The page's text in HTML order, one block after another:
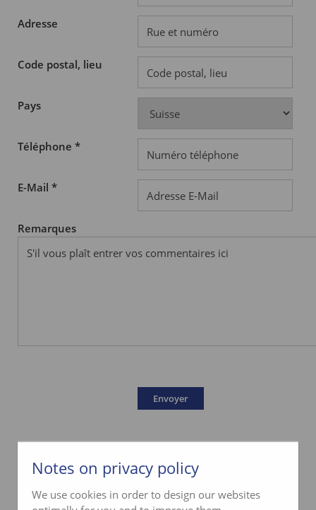
Adresse
Code postal, lieu
Pays
Téléphone *
E-Mail *
Remarques
Notes on privacy policy
We use cookies in order to design our websites